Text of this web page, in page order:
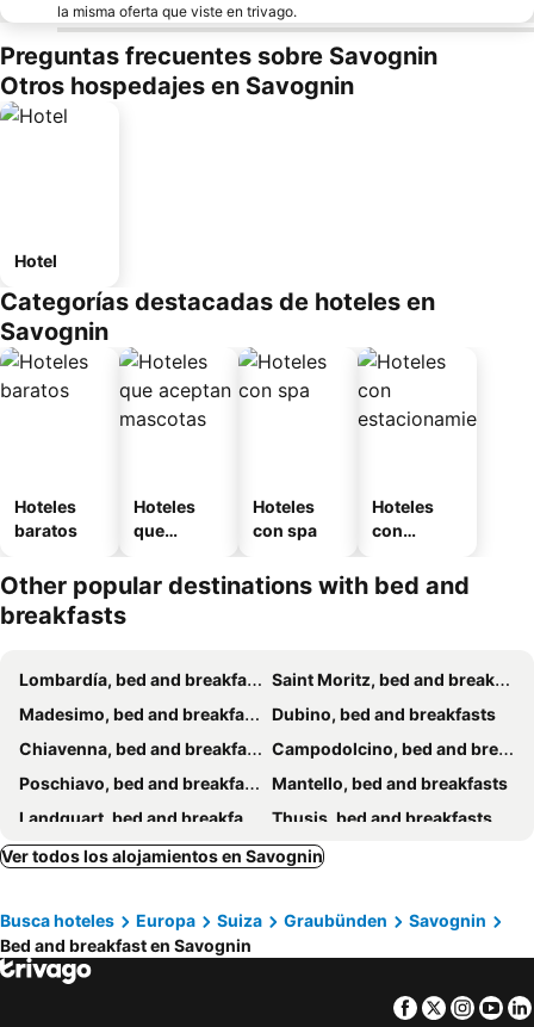
la misma oferta que viste en trivago.
Preguntas frecuentes sobre Savognin
Otros hospedajes en Savognin
Hotel
Categorías destacadas de hoteles en
Savognin
Hoteles
baratos
Hoteles
que
mascotas
Hoteles
con spa
Hoteles
con
miento
Other popular destinations with bed and
breakfasts
Lombardía, bed and breakfasts
Saint Moritz, bed and breakfasts
Madesimo, bed and breakfasts
Dubino, bed and breakfasts
Chiavenna, bed and breakfasts
Campodolcino, bed and breakfasts
Poschiavo, bed and breakfasts
Mantello, bed and breakfasts
Landquart, bed and breakfasts
Thusis, bed and breakfasts
Chur, bed and breakfasts
Sorico, bed and breakfasts
Churwalden, bed and breakfasts
Verdabbio, bed and breakfasts
Davos, bed and breakfasts
Zernez, bed and breakfasts
Samedan, bed and breakfasts
Ver todos los alojamientos en Savognin
Busca hoteles Europa Suiza Graubünden
Savognin
Bed and breakfast en Savognin
Facebook
Twitter